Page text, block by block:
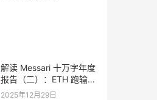
解读 Messari 十万字年度
报告（二）：ETH 跑输
BTC，是边缘化还是定价
2025年12月29日